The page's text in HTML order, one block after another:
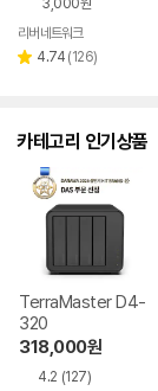
3,000원
페이
리버네트워크
별 4.74 리
(126)
카테고리 인기상품
TerraMaster D4-
320
318,000원
4.2 (127)